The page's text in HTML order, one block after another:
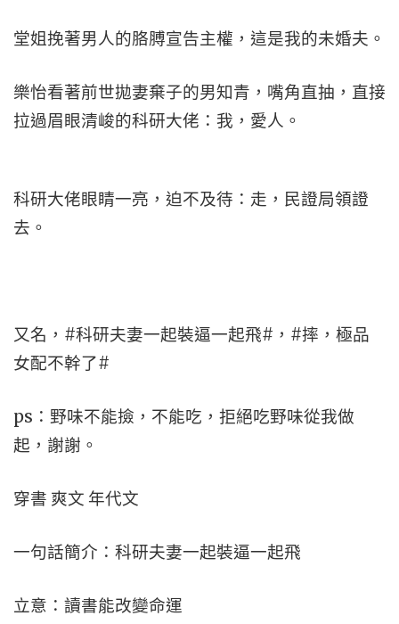
堂姐挽著男人的胳膊宣告主權，這是我的未婚夫。
樂怡看著前世拋妻棄子的男知青，嘴角直抽，直接
拉過眉眼清峻的科研大佬：我，愛人。
科研大佬眼睛一亮，迫不及待：走，民證局領證
去。
又名，#科研夫妻一起裝逼一起飛#，#摔，極品
女配不幹了#
ps：野味不能撿，不能吃，拒絕吃野味從我做
起，謝謝。
穿書 爽文 年代文
一句話簡介：科研夫妻一起裝逼一起飛
立意：讀書能改變命運